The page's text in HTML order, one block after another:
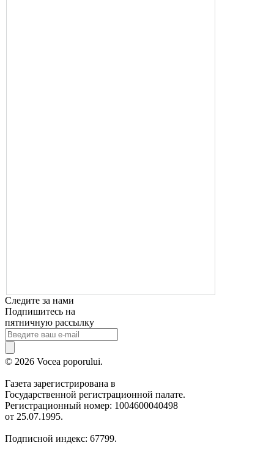
Следите за нами
Подпишитесь на
пятничную рассылку
© 2026 Vocea poporului.
Газета зарегистрирована в
Государственной регистрационной палате.
Регистрационный номер: 1004600040498
от 25.07.1995.
Подписной индекс: 67799.